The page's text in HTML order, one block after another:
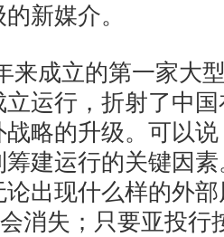
新媒介。
来成立的第一家大
运行，折射了中
略的升级。可以
建运行的关键因
出现什么样的外
消失；只要亚投行